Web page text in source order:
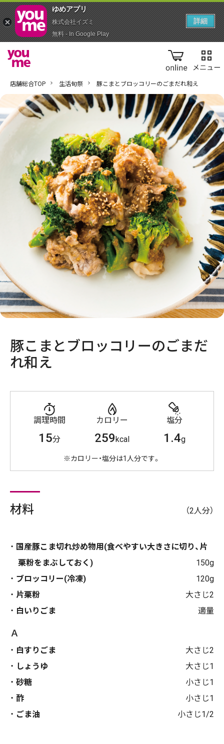
online
店舗総合TOP 生活旬祭 豚こまとブロッコリーのごまだれ和え
豚こまとブロッコリーのごまだ
れ和え
調理時間
15分
カロリー
259kcal
塩分
1.4g
※カロリー・塩分は1人分です。
材料 （2人分）
国産豚こま切れ炒め物用(食べやすい大きさに切り、片
栗粉をまぶしておく)
150g
ブロッコリー(冷凍)
120g
片栗粉
大さじ2
白いりごま
適量
Ａ
白すりごま
大さじ2
しょうゆ
大さじ1
砂糖
小さじ1
酢
小さじ1
ごま油
小さじ1/2
ゆめアプ‪リ‬
株式会社イズミ
無料 - In Google Play
詳細